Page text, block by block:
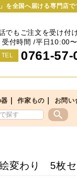
を全国へ届ける専門店で
でもご注文を受け付
受付時間 /平日10:00
TEL 0761-57-
｜作家もの お問い
search
変わり 5枚セ